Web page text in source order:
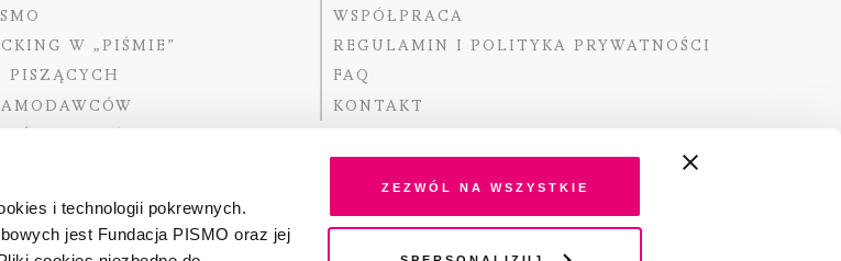
i technologii pokrewnych.
jest Fundacja PISMO oraz jej
Zezwól na wszystkie
W „PIŚMIE”
PISZĄCYCH
WSPÓŁPRACA
REGULAMIN I POLITYKA PRYWATNOŚCI
FAQ
KONTAKT
Dofinansowano ze środków Ministra Kultury i Dziedzictwa